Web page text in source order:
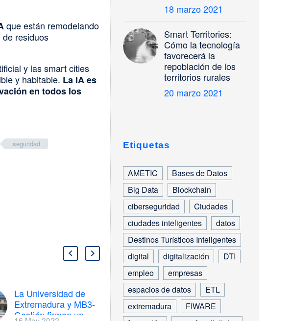
que están remodelando
residuos
y las smart cities
y habitable. La IA es
en todos los
seguridad
La Universidad de
Extremadura y MB3-
Gestión firman un
6 soluciones para
Smart Cities en
servicios públicos
18 marzo 2021
Smart Territories:
Cómo la tecnología
favorecerá la
repoblación de los
territorios rurales
20 marzo 2021
Etiquetas
AMETIC
Bases de Datos
Big Data
Blockchain
ciberseguridad
Ciudades
ciudades inteligentes
datos
Destinos Turísticos Inteligentes
digital
digitalización
DTI
empleo
empresas
espacios de datos
ETL
extremadura
FIWARE